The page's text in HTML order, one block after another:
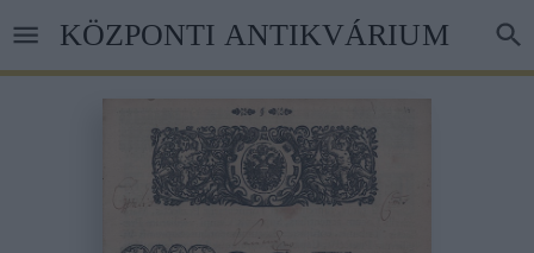
tartalomra
KÖZPONTI ANTIKVÁRIUM